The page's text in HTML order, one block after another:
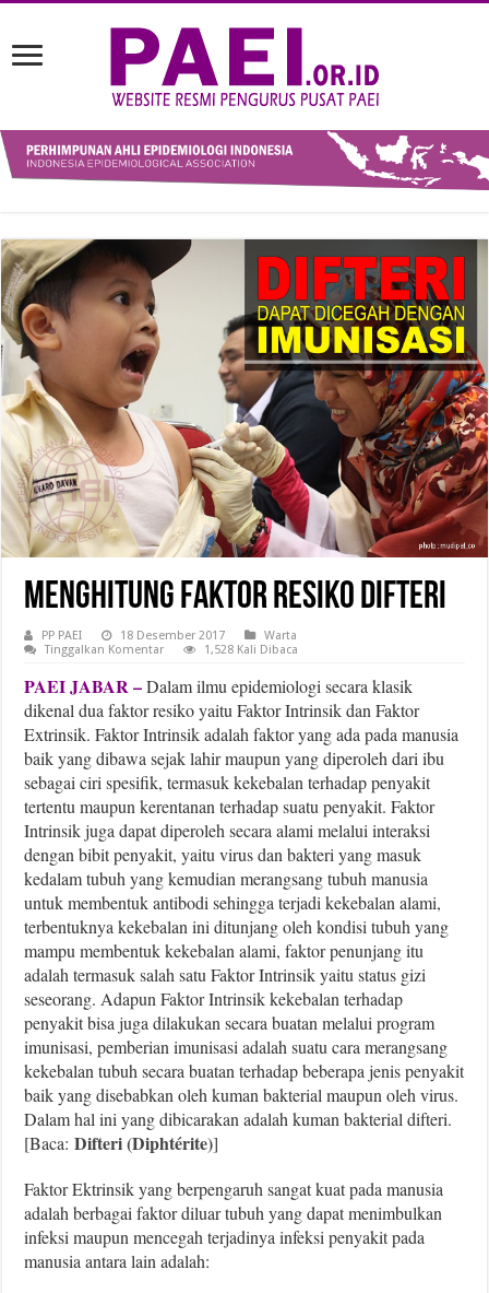
Menghitung Faktor Resiko Difteri
PP PAEI 18 Desember 2017
Warta
Tinggalkan Komentar
1,528 Kali Dibaca
PAEI JABAR –Dalam ilmu epidemiologi secara klasik
dikenal dua faktor resiko yaitu Faktor Intrinsik dan Faktor
Extrinsik. Faktor Intrinsik adalah faktor yang ada pada manusia
baik yang dibawa sejak lahir maupun yang diperoleh dari ibu
sebagai ciri spesifik, termasuk kekebalan terhadap penyakit
tertentu maupun kerentanan terhadap suatu penyakit. Faktor
Intrinsik juga dapat diperoleh secara alami melalui interaksi
dengan bibit penyakit, yaitu virus dan bakteri yang masuk
kedalam tubuh yang kemudian merangsang tubuh manusia
untuk membentuk antibodi sehingga terjadi kekebalan alami,
terbentuknya kekebalan ini ditunjang oleh kondisi tubuh yang
mampu membentuk kekebalan alami, faktor penunjang itu
adalah termasuk salah satu Faktor Intrinsik yaitu status gizi
seseorang. Adapun Faktor Intrinsik kekebalan terhadap
penyakit bisa juga dilakukan secara buatan melalui program
imunisasi, pemberian imunisasi adalah suatu cara merangsang
kekebalan tubuh secara buatan terhadap beberapa jenis penyakit
baik yang disebabkan oleh kuman bakterial maupun oleh virus.
Dalam hal ini yang dibicarakan adalah kuman bakterial difteri.
[Baca:Difteri (Diphtérite)]
Faktor Ektrinsik yang berpengaruh sangat kuat pada manusia
adalah berbagai faktor diluar tubuh yang dapat menimbulkan
infeksi maupun mencegah terjadinya infeksi penyakit pada
manusia antara lain adalah: